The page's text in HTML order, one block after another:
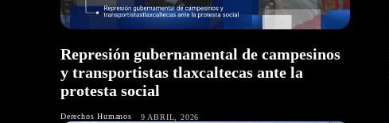
Represión gubernamental de campesinos
y transportistas tlaxcaltecas ante la
protesta social
Derechos Humanos 9 ABRIL, 2026